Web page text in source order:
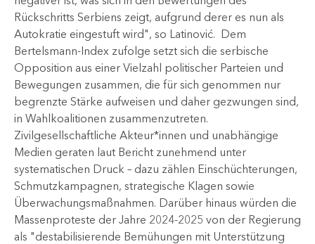
Rückschritts Serbiens zeigt, aufgrund derer es nun als
Autokratie eingestuft wird", so Latinović. Dem
Bertelsmann‑Index zufolge setzt sich die serbische
Opposition aus einer Vielzahl politischer Parteien und
Bewegungen zusammen, die für sich genommen nur
begrenzte Stärke aufweisen und daher gezwungen sind,
in Wahlkoalitionen zusammenzutreten.
Zivilgesellschaftliche Akteur*innen und unabhängige
Medien geraten laut Bericht zunehmend unter
systematischen Druck – dazu zählen Einschüchterungen,
Schmutzkampagnen, strategische Klagen sowie
Überwachungsmaßnahmen. Darüber hinaus würden die
Massenproteste der Jahre 2024-2025 von der Regierung
als "destabilisierende Bemühungen mit Unterstützung